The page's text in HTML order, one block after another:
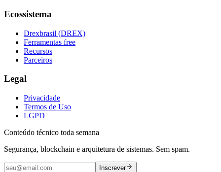
Ecossistema
Drexbrasil (DREX)
Ferramentas free
Recursos
Parceiros
Legal
Privacidade
Termos de Uso
LGPD
Conteúdo técnico toda semana
Segurança, blockchain e arquitetura de sistemas. Sem spam.
Inscrever